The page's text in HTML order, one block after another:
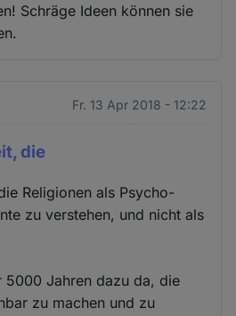
Schräge Ideen können sie
Fr. 13 Apr 2018 - 12:22
die
Religionen als Psycho-
zu verstehen, und nicht als
5000 Jahren dazu da, die
zu machen und zu